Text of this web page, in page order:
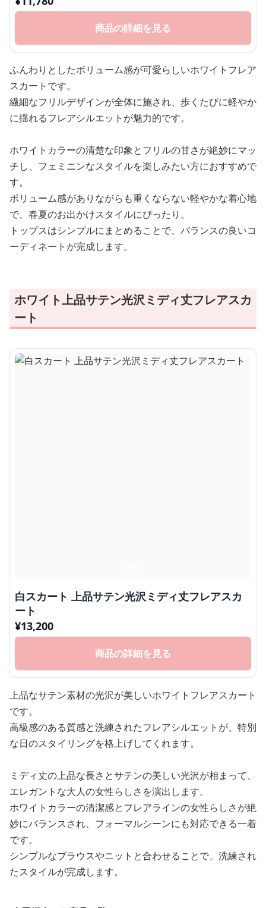
商品の詳細を見る
ふんわりとしたボリューム感が可愛らしいホワイトフレア
スカートです。
繊細なフリルデザインが全体に施され、歩くたびに軽やか
に揺れるフレアシルエットが魅力的です。
ホワイトカラーの清楚な印象とフリルの甘さが絶妙にマッ
チし、フェミニンなスタイルを楽しみたい方におすすめで
す。
ボリューム感がありながらも重くならない軽やかな着心地
で、春夏のお出かけスタイルにぴったり。
トップスはシンプルにまとめることで、バランスの良いコ
ーディネートが完成します。
ホワイト上品サテン光沢ミディ丈フレアスカ
ート
白スカート 上品サテン光沢ミディ丈フレアスカ
ート
¥13,200
商品の詳細を見る
上品なサテン素材の光沢が美しいホワイトフレアスカート
です。
高級感のある質感と洗練されたフレアシルエットが、特別
な日のスタイリングを格上げしてくれます。
ミディ丈の上品な長さとサテンの美しい光沢が相まって、
エレガントな大人の女性らしさを演出します。
ホワイトカラーの清潔感とフレアラインの女性らしさが絶
妙にバランスされ、フォーマルシーンにも対応できる一着
です。
シンプルなブラウスやニットと合わせることで、洗練され
たスタイルが完成します。